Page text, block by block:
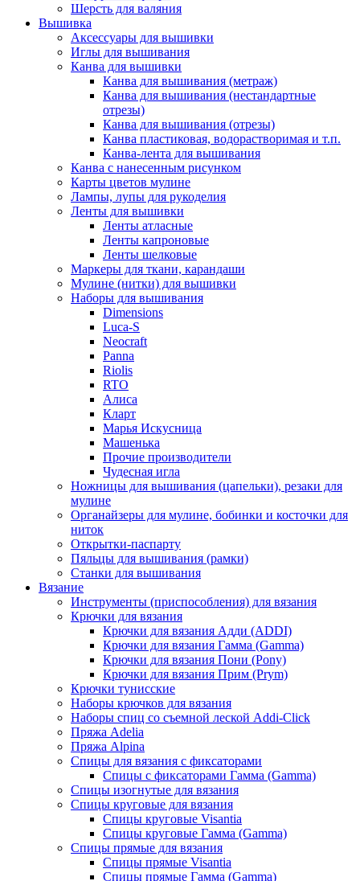
Шерсть для валяния
Вышивка
Аксессуары для вышивки
Иглы для вышивания
Канва для вышивки
Канва для вышивания (метраж)
Канва для вышивания (нестандартные
отрезы)
Канва для вышивания (отрезы)
Канва пластиковая, водорастворимая и т.п.
Канва-лента для вышивания
Канва с нанесенным рисунком
Карты цветов мулине
Лампы, лупы для рукоделия
Ленты для вышивки
Ленты атласные
Ленты капроновые
Ленты шелковые
Маркеры для ткани, карандаши
Мулине (нитки) для вышивки
Наборы для вышивания
Dimensions
Luca-S
Neocraft
Panna
Riolis
RTO
Алиса
Кларт
Марья Искусница
Машенька
Прочие производители
Чудесная игла
Ножницы для вышивания (цапельки), резаки для
мулине
Органайзеры для мулине, бобинки и косточки для
ниток
Открытки-паспарту
Пяльцы для вышивания (рамки)
Станки для вышивания
Вязание
Инструменты (приспособления) для вязания
Крючки для вязания
Крючки для вязания Адди (ADDI)
Крючки для вязания Гамма (Gamma)
Крючки для вязания Пони (Pony)
Крючки для вязания Прим (Prym)
Крючки тунисские
Наборы крючков для вязания
Наборы спиц со съемной леской Addi-Click
Пряжа Adelia
Пряжа Alpina
Спицы для вязания с фиксаторами
Спицы с фиксаторами Гамма (Gamma)
Спицы изогнутые для вязания
Спицы круговые для вязания
Спицы круговые Visantia
Спицы круговые Гамма (Gamma)
Спицы прямые для вязания
Спицы прямые Visantia
Спицы прямые Гамма (Gamma)